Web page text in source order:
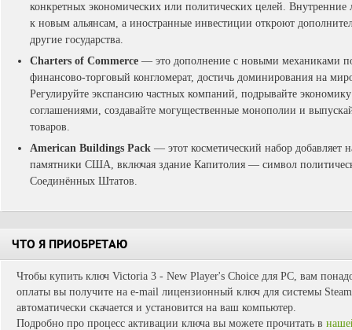
конкретных экономических или политических целей. Внутренние
к новым альянсам, а иностранные инвестиции откроют
другие государства.
Charters of Commerce — это дополнение с новыми механиками
финансово-торговый конгломерат, достичь доминирования на
Регулируйте экспансию частных компаний, подрывайте
соглашениями, создавайте могущественные монополии и
товаров.
American Buildings Pack — этот косметический набор добавляет
памятники США, включая здание Капитолия — символ
Соединённых Штатов.
ЧТО Я ПРИОБРЕТАЮ
Чтобы купить ключ Victoria 3 - New Player's Choice для PC, вам
оплаты вы получите на e-mail лицензионный ключ для системы
автоматически скачается и установится на ваш компьютер.
Подробно про процесс активации ключа вы можете прочитать в